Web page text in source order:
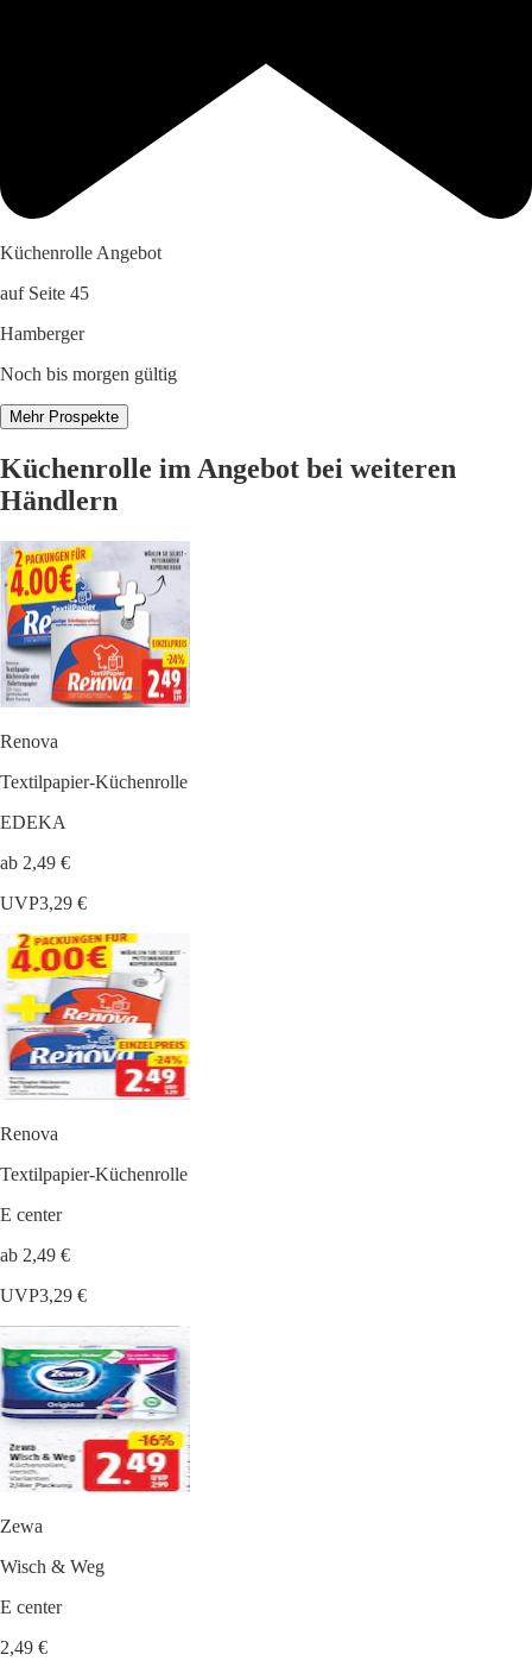
Küchenrolle Angebot
auf Seite 45
Hamberger
Noch bis morgen gültig
Mehr Prospekte
Küchenrolle im Angebot bei weiteren
Händlern
Renova
Textilpapier-Küchenrolle
EDEKA
ab 2,49 €
UVP3,29 €
Renova
Textilpapier-Küchenrolle
E center
ab 2,49 €
UVP3,29 €
Zewa
Wisch & Weg
E center
2,49 €